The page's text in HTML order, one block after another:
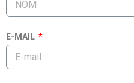
E-MAIL